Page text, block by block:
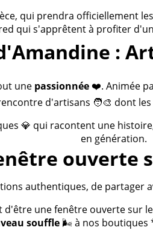
qui prendra officiellement
qui s'apprêtent à profiter
:
une passionnée❤️. Animée
d'artisans 🧑‍🎨 dont
💎 qui racontent une
en génération.
ouverte
authentiques, de
une fenêtre ouverte sur
souffle🌬️ à nos boutiques